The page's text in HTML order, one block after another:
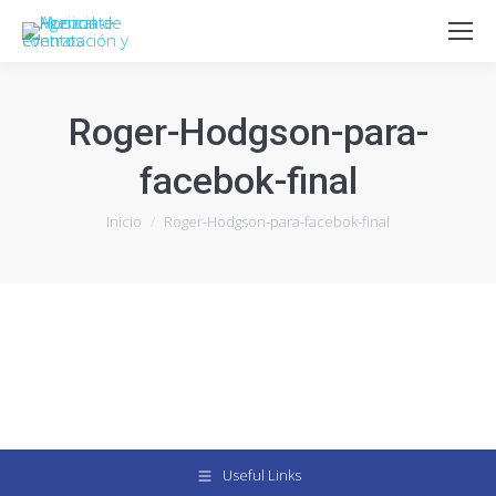
Roger-Hodgson-para-
facebok-final
Estás aquí:
Inicio Roger-Hodgson-para-facebok-final
Useful Links